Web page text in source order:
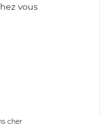
vous